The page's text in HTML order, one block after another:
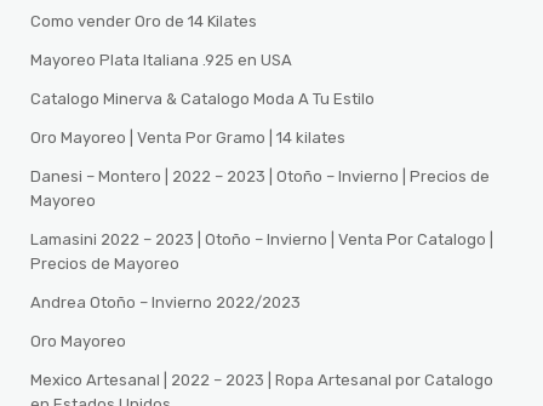
Como vender Oro de 14 Kilates
Mayoreo Plata Italiana .925 en USA
Catalogo Minerva & Catalogo Moda A Tu Estilo
Oro Mayoreo | Venta Por Gramo | 14 kilates
Danesi – Montero | 2022 – 2023 | Otoño – Invierno | Precios de
Mayoreo
Lamasini 2022 – 2023 | Otoño – Invierno | Venta Por Catalogo |
Precios de Mayoreo
Andrea Otoño – Invierno 2022/2023
Oro Mayoreo
Mexico Artesanal | 2022 – 2023 | Ropa Artesanal por Catalogo